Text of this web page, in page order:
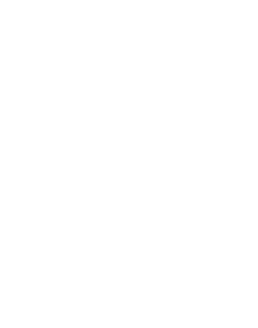
聯誼賽
性